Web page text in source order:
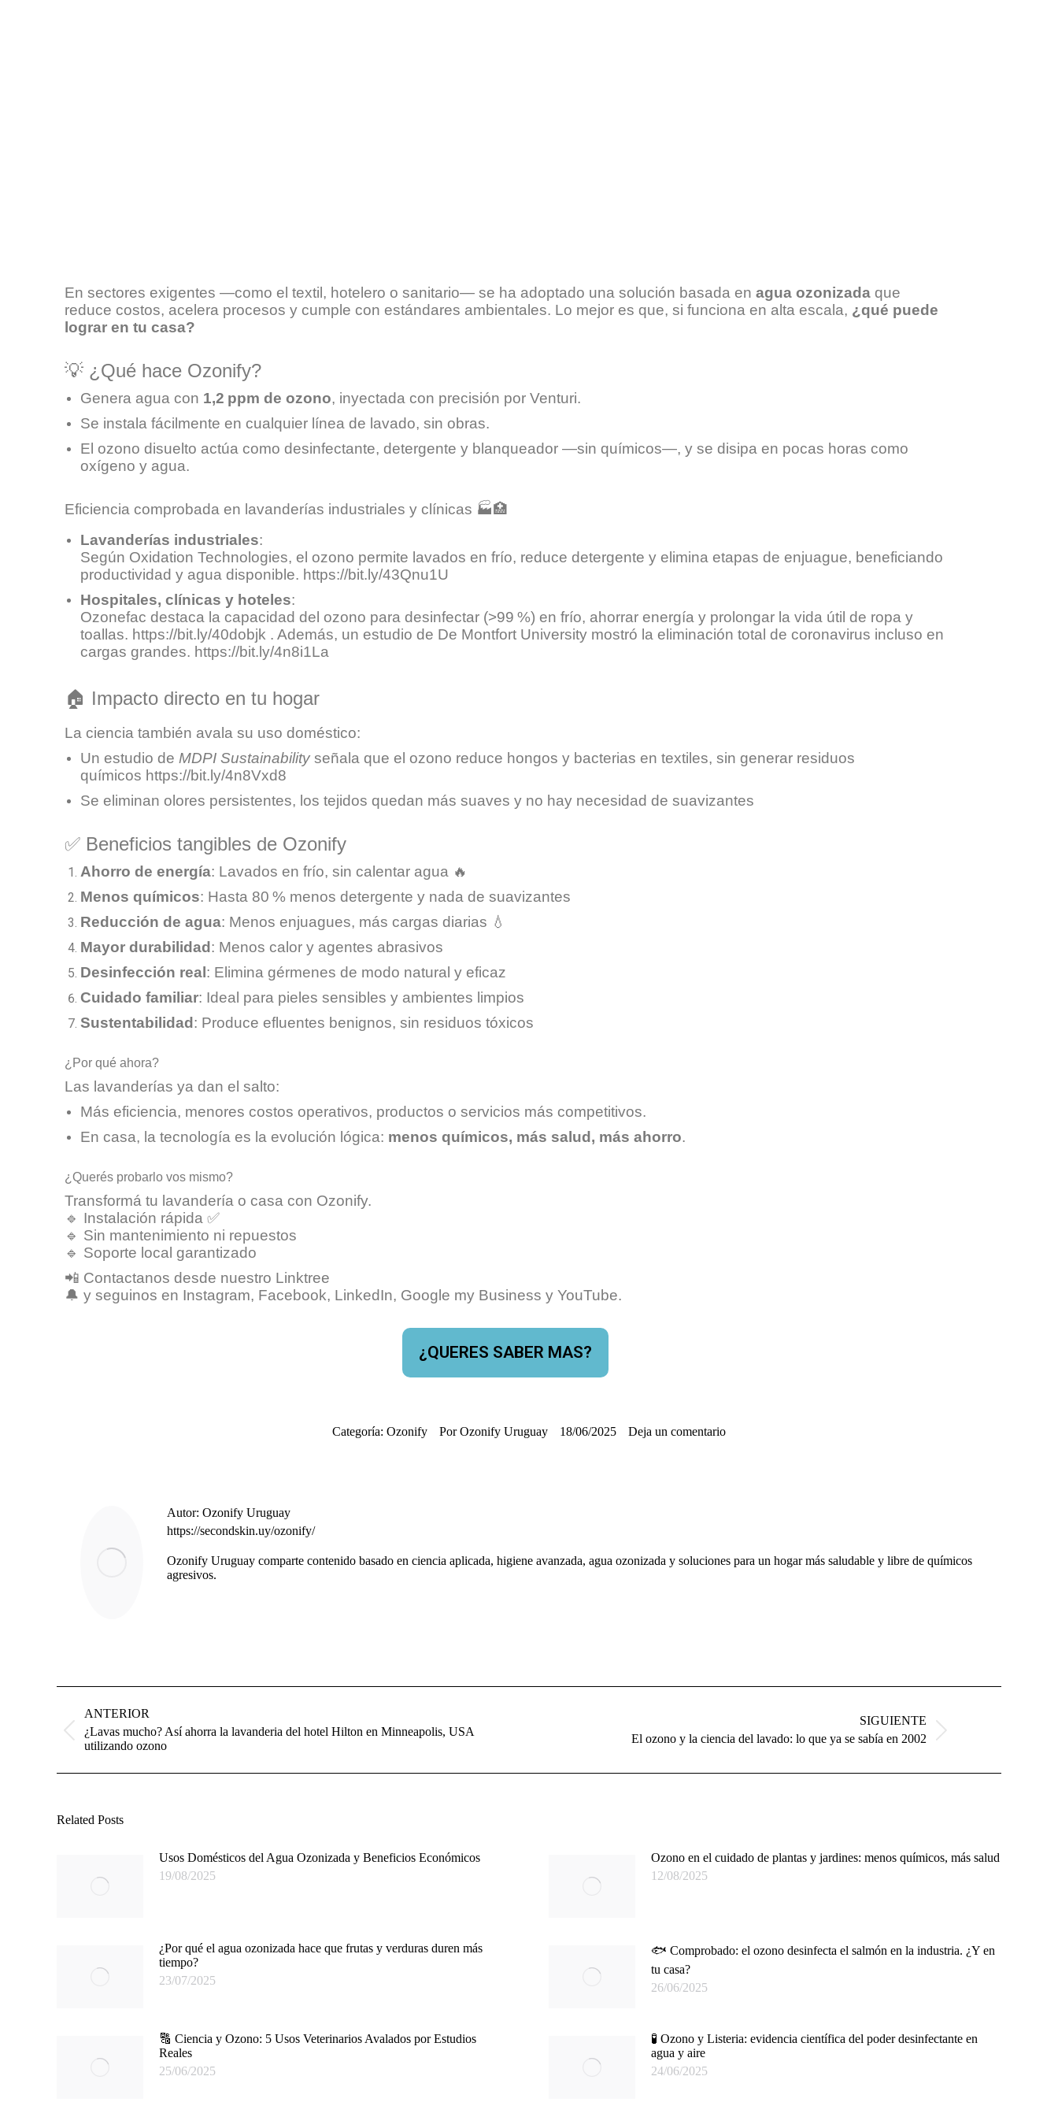
En sectores exigentes —como el textil, hotelero o sanitario— se ha adoptado una solución basada en agua ozonizada que
reduce costos, acelera procesos y cumple con estándares ambientales. Lo mejor es que, si funciona en alta escala, ¿qué puede
lograr en tu casa?
💡 ¿Qué hace Ozonify?
Genera agua con 1,2 ppm de ozono, inyectada con precisión por Venturi.
Se instala fácilmente en cualquier línea de lavado, sin obras.
El ozono disuelto actúa como desinfectante, detergente y blanqueador —sin químicos—, y se disipa en pocas horas como
oxígeno y agua.
Eficiencia comprobada en lavanderías industriales y clínicas 🏭🏥
Lavanderías industriales:
Según Oxidation Technologies, el ozono permite lavados en frío, reduce detergente y elimina etapas de enjuague, beneficiando
productividad y agua disponible. https://bit.ly/43Qnu1U
Hospitales, clínicas y hoteles:
Ozonefac destaca la capacidad del ozono para desinfectar (>99 %) en frío, ahorrar energía y prolongar la vida útil de ropa y
toallas. https://bit.ly/40dobjk . Además, un estudio de De Montfort University mostró la eliminación total de coronavirus incluso en
cargas grandes. https://bit.ly/4n8i1La
🏠 Impacto directo en tu hogar
La ciencia también avala su uso doméstico:
Un estudio de MDPI Sustainabilityseñala que el ozono reduce hongos y bacterias en textiles, sin generar residuos
químicos https://bit.ly/4n8Vxd8
Se eliminan olores persistentes, los tejidos quedan más suaves y no hay necesidad de suavizantes
✅ Beneficios tangibles de Ozonify
Ahorro de energía: Lavados en frío, sin calentar agua 🔥
Menos químicos: Hasta 80 % menos detergente y nada de suavizantes
Reducción de agua: Menos enjuagues, más cargas diarias 💧
Mayor durabilidad : Menos calor y agentes abrasivos
Desinfección real : Elimina gérmenes de modo natural y eficaz
Cuidado familiar: Ideal para pieles sensibles y ambientes limpios
Sustentabilidad : Produce efluentes benignos, sin residuos tóxicos
¿Por qué ahora?
Las lavanderías ya dan el salto:
Más eficiencia, menores costos operativos, productos o servicios más competitivos.
En casa, la tecnología es la evolución lógica: menos químicos, más salud, más ahorro.
¿Querés probarlo vos mismo?
Transformá tu lavandería o casa con Ozonify.
🔹 Instalación rápida ✅
🔹 Sin mantenimiento ni repuestos
🔹 Soporte local garantizado
📲 Contactanos desde nuestro Linktree
🔔 y seguinos en Instagram, Facebook, LinkedIn, Google my Business y YouTube.
¿QUERES SABER MAS?
Categoría: Ozonify PorOzonify Uruguay 18/06/2025 Deja un comentario
Autor: Ozonify Uruguay
https://secondskin.uy/ozonify/
Ozonify Uruguay comparte contenido basado en ciencia aplicada, higiene avanzada, agua ozonizada y soluciones para un hogar más saludable y libre de químicos
agresivos.
ANTERIOR
¿Lavas mucho? Así ahorra la lavanderia del hotel Hilton en Minneapolis, USA
utilizando ozono
SIGUIENTE
El ozono y la ciencia del lavado: lo que ya se sabía en 2002
Related Posts
Usos Domésticos del Agua Ozonizada y Beneficios Económicos
19/08/2025
Ozono en el cuidado de plantas y jardines: menos químicos, más salud
12/08/2025
¿Por qué el agua ozonizada hace que frutas y verduras duren más
tiempo?
23/07/2025
🐟 Comprobado: el ozono desinfecta el salmón en la industria. ¿Y en
tu casa?
26/06/2025
🔠 Ciencia y Ozono: 5 Usos Veterinarios Avalados por Estudios
Reales
25/06/2025
🧪 Ozono y Listeria: evidencia científica del poder desinfectante en
agua y aire
24/06/2025